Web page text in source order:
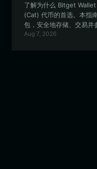
了解为什么 Bitget
(Cat) 代币的首选。本指
包，安全地存储、交易并
Aug 7, 2026